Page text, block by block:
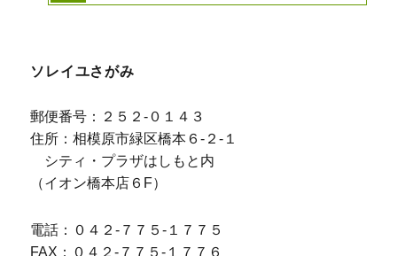
ソレイユさがみ
郵便番号：２５２-０１４３
住所：相模原市緑区橋本６-２-１
シティ・プラザはしもと内
（イオン橋本店６F）
電話：０４２-７７５-１７７５
FAX：０４２-７７５-１７７６